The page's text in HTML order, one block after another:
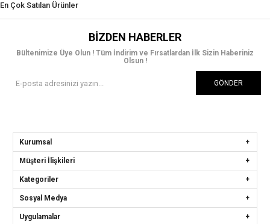
En Çok Satılan Ürünler
BIZDEN HABERLER
Bültenimize Üye Olun ! Tüm İndirim ve Fırsatlardan İlk Sizin Haberiniz
Olsun !
GÖNDER
Kurumsal
Müşteri İlişkileri
Kategoriler
Sosyal Medya
Uygulamalar